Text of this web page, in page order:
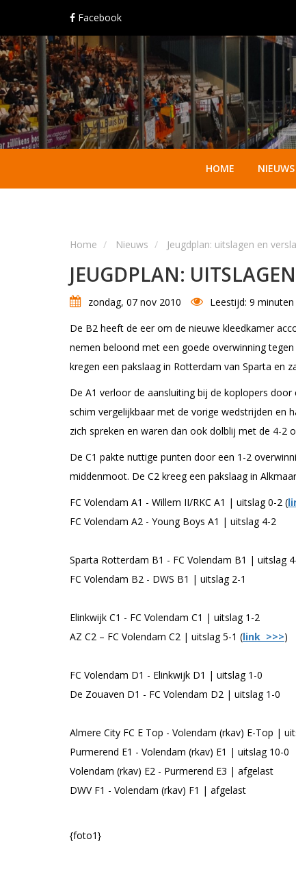
Facebook
HOME NIEUWS
Home Nieuws Jeugdplan: uitslagen en
JEUGDPLAN:
zondag, 07 nov 2010 Leestijd: 9 minuten
De B2 heeft de eer om de nieuwe kleedkamer
nemen beloond met een goede overwinning
kregen een pakslaag in Rotterdam van Sparta en
De A1 verloor de aansluiting bij de koplopers
schim vergelijkbaar met de vorige wedstrijden en
zich spreken en waren dan ook dolblij met de 4-2
De C1 pakte nuttige punten door een 1-2
middenmoot. De C2 kreeg een pakslaag in
FC Volendam A1 - Willem II/RKC A1 | uitslag 0-2 (
FC Volendam A2 - Young Boys A1 | uitslag 4-2
Sparta Rotterdam B1 - FC Volendam B1 | uitslag
FC Volendam B2 - DWS B1 | uitslag 2-1
Elinkwijk C1 - FC Volendam C1 | uitslag 1-2
AZ C2 – FC Volendam C2 | uitslag 5-1 (link >>>)
FC Volendam D1 - Elinkwijk D1 | uitslag 1-0
De Zouaven D1 - FC Volendam D2 | uitslag 1-0
Almere City FC E Top - Volendam (rkav) E-Top |
Purmerend E1 - Volendam (rkav) E1 | uitslag 10-0
Volendam (rkav) E2 - Purmerend E3 | afgelast
DWV F1 - Volendam (rkav) F1 | afgelast
{foto1}